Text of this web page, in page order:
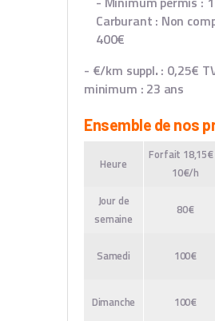
Carburant : Non
400€
- €/km suppl. : 0,25€
minimum : 23 ans
Ensemble de nos
Heure
Forfait
10€/h
Jour de
semaine
80€
Samedi 100€
Dimanche 100€